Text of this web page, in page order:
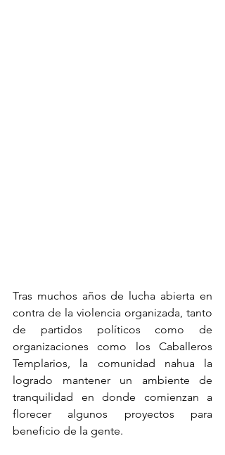
Tras muchos años de lucha abierta en
contra de la violencia organizada, tanto
de partidos políticos como de
organizaciones como los Caballeros
Templarios, la comunidad nahua la
logrado mantener un ambiente de
tranquilidad en donde comienzan a
florecer algunos proyectos para
beneficio de la gente.